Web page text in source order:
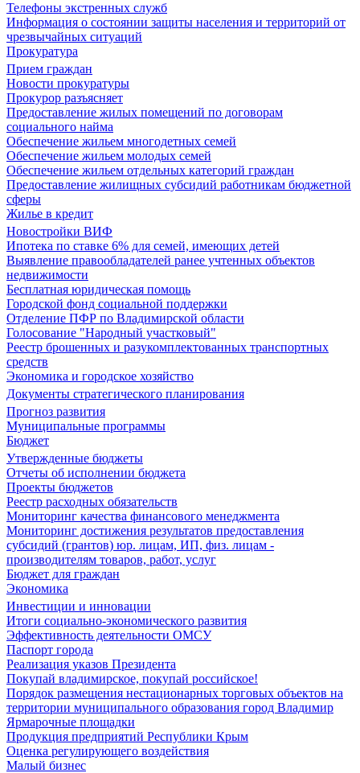
Телефоны экстренных служб
Информация о состоянии защиты населения и территорий от
чрезвычайных ситуаций
Прокуратура
Прием граждан
Новости прокуратуры
Прокурор разъясняет
Предоставление жилых помещений по договорам
социального найма
Обеспечение жильем многодетных семей
Обеспечение жильем молодых семей
Обеспечение жильем отдельных категорий граждан
Предоставление жилищных субсидий работникам бюджетной
сферы
Жилье в кредит
Новостройки ВИФ
Ипотека по ставке 6% для семей, имеющих детей
Выявление правообладателей ранее учтенных объектов
недвижимости
Бесплатная юридическая помощь
Городской фонд социальной поддержки
Отделение ПФР по Владимирской области
Голосование "Народный участковый"
Реестр брошенных и разукомплектованных транспортных
средств
Экономика и городское хозяйство
Документы стратегического планирования
Прогноз развития
Муниципальные программы
Бюджет
Утвержденные бюджеты
Отчеты об исполнении бюджета
Проекты бюджетов
Реестр расходных обязательств
Мониторинг качества финансового менеджмента
Мониторинг достижения результатов предоставления
субсидий (грантов) юр. лицам, ИП, физ. лицам -
производителям товаров, работ, услуг
Бюджет для граждан
Экономика
Инвестиции и инновации
Итоги социально-экономического развития
Эффективность деятельности ОМСУ
Паспорт города
Реализация указов Президента
Покупай владимирское, покупай российское!
Порядок размещения нестационарных торговых объектов на
территории муниципального образования город Владимир
Ярмарочные площадки
Продукция предприятий Республики Крым
Оценка регулирующего воздействия
Малый бизнес